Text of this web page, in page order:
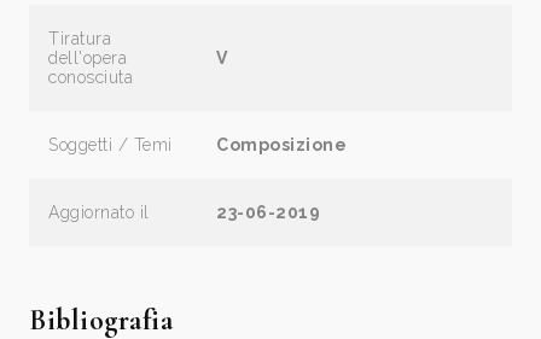
Tiratura
dell'opera
conosciuta
V
Soggetti / Temi Composizione
Aggiornato il 23-06-2019
Bibliografia